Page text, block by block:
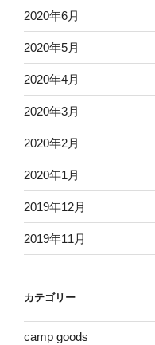
2020年6月
2020年5月
2020年4月
2020年3月
2020年2月
2020年1月
2019年12月
2019年11月
カテゴリー
camp goods